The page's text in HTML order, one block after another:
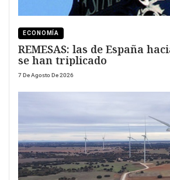
ECONOMÍA
REMESAS: las de España
se han triplicado
7 De Agosto De 2026